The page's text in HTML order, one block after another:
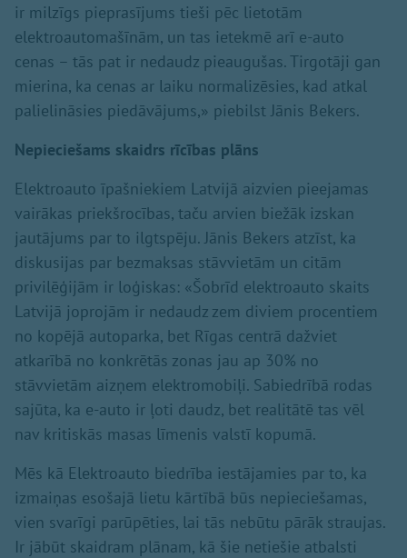
ir milzīgs pieprasījums tieši pēc lietotām
elektroautomašīnām, un tas ietekmē arī e-auto
cenas – tās pat ir nedaudz pieaugušas. Tirgotāji gan
mierina, ka cenas ar laiku normalizēsies, kad atkal
palielināsies piedāvājums,» piebilst Jānis Bekers.
Nepieciešams skaidrs rīcības plāns
Elektroauto īpašniekiem Latvijā aizvien pieejamas
vairākas priekšrocības, taču arvien biežāk izskan
jautājums par to ilgtspēju. Jānis Bekers atzīst, ka
diskusijas par bezmaksas stāvvietām un citām
privilēģijām ir loģiskas: «Šobrīd elektroauto skaits
Latvijā joprojām ir nedaudz zem diviem procentiem
no kopējā autoparka, bet Rīgas centrā dažviet
atkarībā no konkrētās zonas jau ap 30% no
stāvvietām aizņem elektromobiļi. Sabiedrībā rodas
sajūta, ka e-auto ir ļoti daudz, bet realitātē tas vēl
nav kritiskās masas līmenis valstī kopumā.
Mēs kā Elektroauto biedrība iestājamies par to, ka
izmaiņas esošajā lietu kārtībā būs nepieciešamas,
vien svarīgi parūpēties, lai tās nebūtu pārāk straujas.
Ir jābūt skaidram plānam, kā šie netiešie atbalsti